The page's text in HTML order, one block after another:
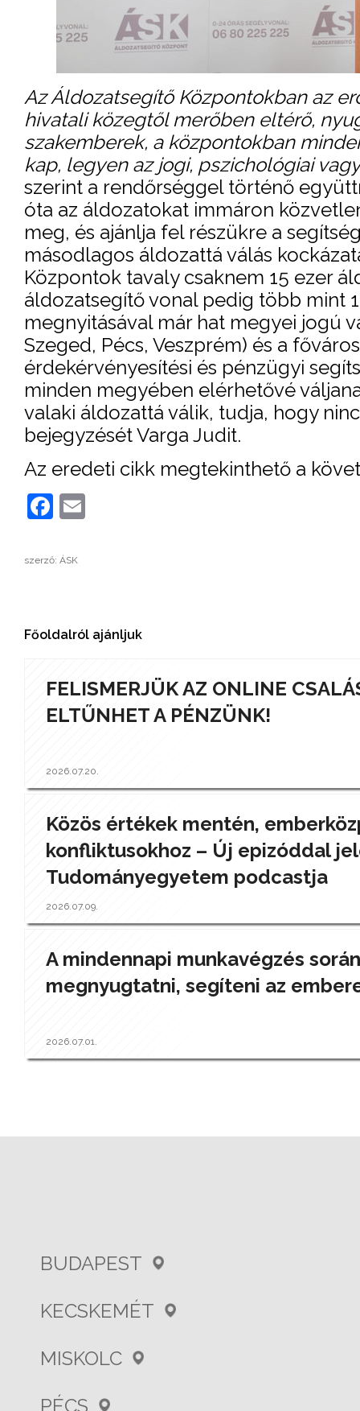
Az Áldozatsegítő Központokban az
hivatali közegtől merőben eltérő,
szakemberek, a központokban
kap, legyen az jogi, pszichológiai
szerint a rendőrséggel történő
óta az áldozatokat immáron
meg, és ajánlja fel részükre a
másodlagos áldozattá válás
Központok tavaly csaknem 15 ezer
áldozatsegítő vonal pedig több mint
megnyitásával már hat megyei jogú
Szeged, Pécs, Veszprém) és a
érdekérvényesítési és pénzügyi
minden megyében elérhetővé
valaki áldozattá válik, tudja, hogy
bejegyzését Varga Judit.
Az eredeti cikk megtekinthető a
Facebook
szerző: ÁSK
Főoldalról ajánljuk
FELISMERJÜK AZ ONLINE
ELTŰNHET A PÉNZÜNK!
2026.07.20.
Közös értékek mentén,
konfliktusokhoz – Új epizóddal
Tudományegyetem podcastja
2026.07.09.
A mindennapi munkavégzés
megnyugtatni, segíteni az
2026.07.01.
BUDAPEST
KECSKEMÉT
MISKOLC
PÉCS